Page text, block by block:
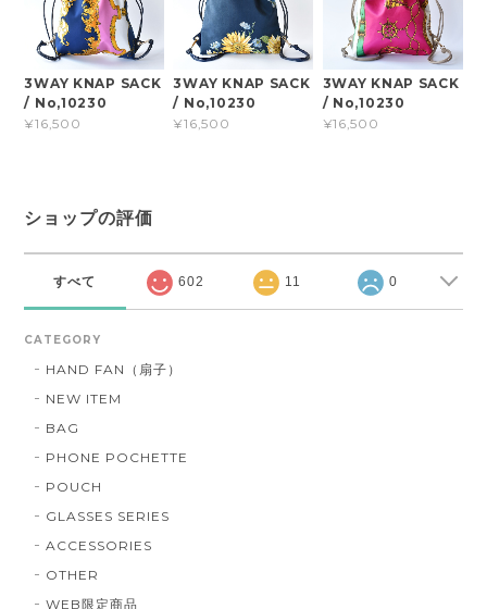
3WAY KNAP SACK
/ No,10230
¥16,500
3WAY KNAP SACK
/ No,10230
¥16,500
3WAY KNAP SACK
/ No,10230
¥16,500
ショップの評価
すべて 602 11 0
CATEGORY
HAND FAN（扇子）
NEW ITEM
BAG
PHONE POCHETTE
POUCH
GLASSES SERIES
ACCESSORIES
OTHER
WEB限定商品